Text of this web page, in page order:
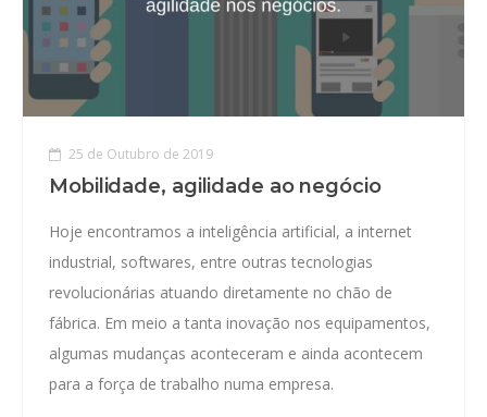
25 de Outubro de 2019
Mobilidade, agilidade ao negócio
Hoje encontramos a inteligência artificial, a internet
industrial, softwares, entre outras tecnologias
revolucionárias atuando diretamente no chão de
fábrica. Em meio a tanta inovação nos equipamentos,
algumas mudanças aconteceram e ainda acontecem
para a força de trabalho numa empresa.